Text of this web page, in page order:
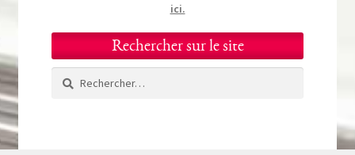
ici.
Rechercher sur le site
Rechercher :